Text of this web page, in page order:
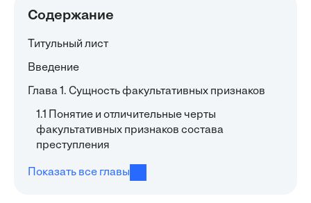
Содержание
Титульный лист
Введение
Глава 1. Сущность факультативных признаков
1.1 Понятие и отличительные черты
факультативных признаков состава
преступления
Показать все главы